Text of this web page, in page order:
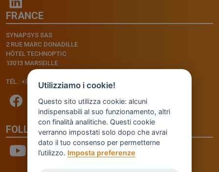
FRANCE
SYNAPSYS SAS
2 RUE MARC DONADILLE
HÔTEL TECHNOPTIC
13013 MARSEILLE
TÉL.: +33.4.91.11.75.75
FOLLOW US
Utilizziamo i cookie!
Questo sito utilizza cookie: alcuni
indispensabili al suo funzionamento, altri
con finalità analitiche. Questi cookie
verranno impostati solo dopo che avrai
dato il tuo consenso per permetterne
l’utilizzo. Imposta preferenze